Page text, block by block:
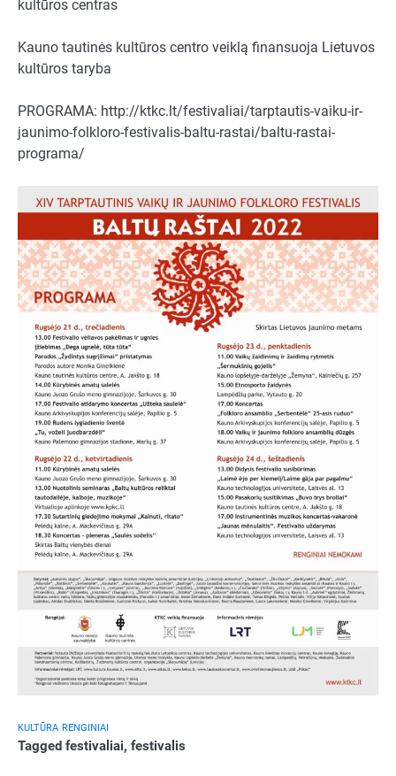
kultūros centras
Kauno tautinės kultūros centro veiklą finansuoja Lietuvos
kultūros taryba
PROGRAMA: http://ktkc.lt/festivaliai/tarptautis-vaiku-ir-
jaunimo-folkloro-festivalis-baltu-rastai/baltu-rastai-
programa/
KULTŪRA RENGINIAI
Tagged festivaliai, festivalis